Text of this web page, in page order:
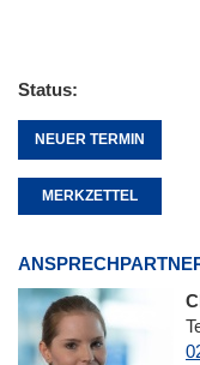
Status
NEUER TERMIN
MERKZETTEL